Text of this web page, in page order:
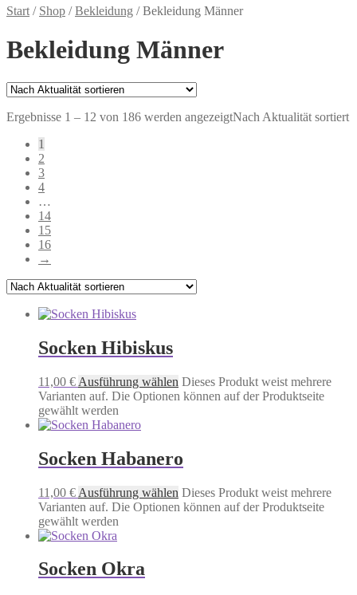
Start / Shop /Bekleidung /Bekleidung Männer
Bekleidung Männer
Ergebnisse 1 – 12 von 186 werden angezeigtNach Aktualität sortiert
1
2
3
4
…
14
15
16
→
Socken Hibiskus
11,00 € Ausführung wählen Dieses Produkt weist mehrere
Varianten auf. Die Optionen können auf der Produktseite
gewählt werden
Socken Habanero
11,00 € Ausführung wählen Dieses Produkt weist mehrere
Varianten auf. Die Optionen können auf der Produktseite
gewählt werden
Socken Okra